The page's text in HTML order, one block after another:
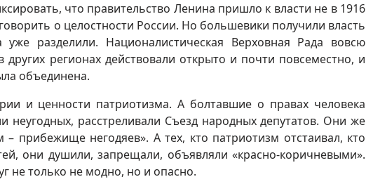
что правительство Ленина пришло к власти не в 1916
о целостности России. Но большевики получили власть
разделили. Националистическая Верховная Рада вовсю
регионах действовали открыто и почти повсеместно, и
объединена.
и ценности патриотизма. А болтавшие о правах человека
неугодных, расстреливали Съезд народных депутатов. Они же
прибежище негодяев». А тех, кто патриотизм отстаивал, кто
они душили, запрещали, объявляли «красно-коричневыми».
не только не модно, но и опасно.